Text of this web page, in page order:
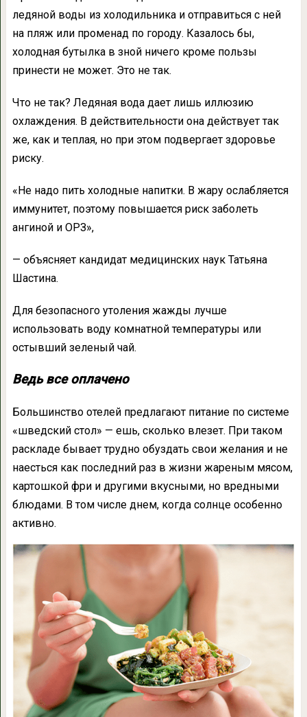
ледяной воды из холодильника и отправиться с ней
на пляж или променад по городу. Казалось бы,
холодная бутылка в зной ничего кроме пользы
принести не может. Это не так.
Что не так? Ледяная вода дает лишь иллюзию
охлаждения. В действительности она действует так
же, как и теплая, но при этом подвергает здоровье
риску.
«Не надо пить холодные напитки. В жару ослабляется
иммунитет, поэтому повышается риск заболеть
ангиной и ОРЗ»,
— объясняет кандидат медицинских наук Татьяна
Шастина.
Для безопасного утоления жажды лучше
использовать воду комнатной температуры или
остывший зеленый чай.
Ведь все оплачено
Большинство отелей предлагают питание по системе
«шведский стол» — ешь, сколько влезет. При таком
раскладе бывает трудно обуздать свои желания и не
наесться как последний раз в жизни жареным мясом,
картошкой фри и другими вкусными, но вредными
блюдами. В том числе днем, когда солнце особенно
активно.